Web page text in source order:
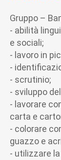
Gruppo –
- abilità
e sociali;
- lavoro in
-
- scrutinio;
- sviluppo
- lavorare
carta e
- colorare
guazzo e
- utilizzare